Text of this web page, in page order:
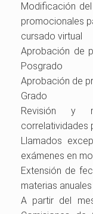
Modificación
promocionales
cursado virtual
Aprobación de
Posgrado
Aprobación de
Grado
Revisión y
correlatividades
Llamados
exámenes en
Extensión de
materias
A partir del